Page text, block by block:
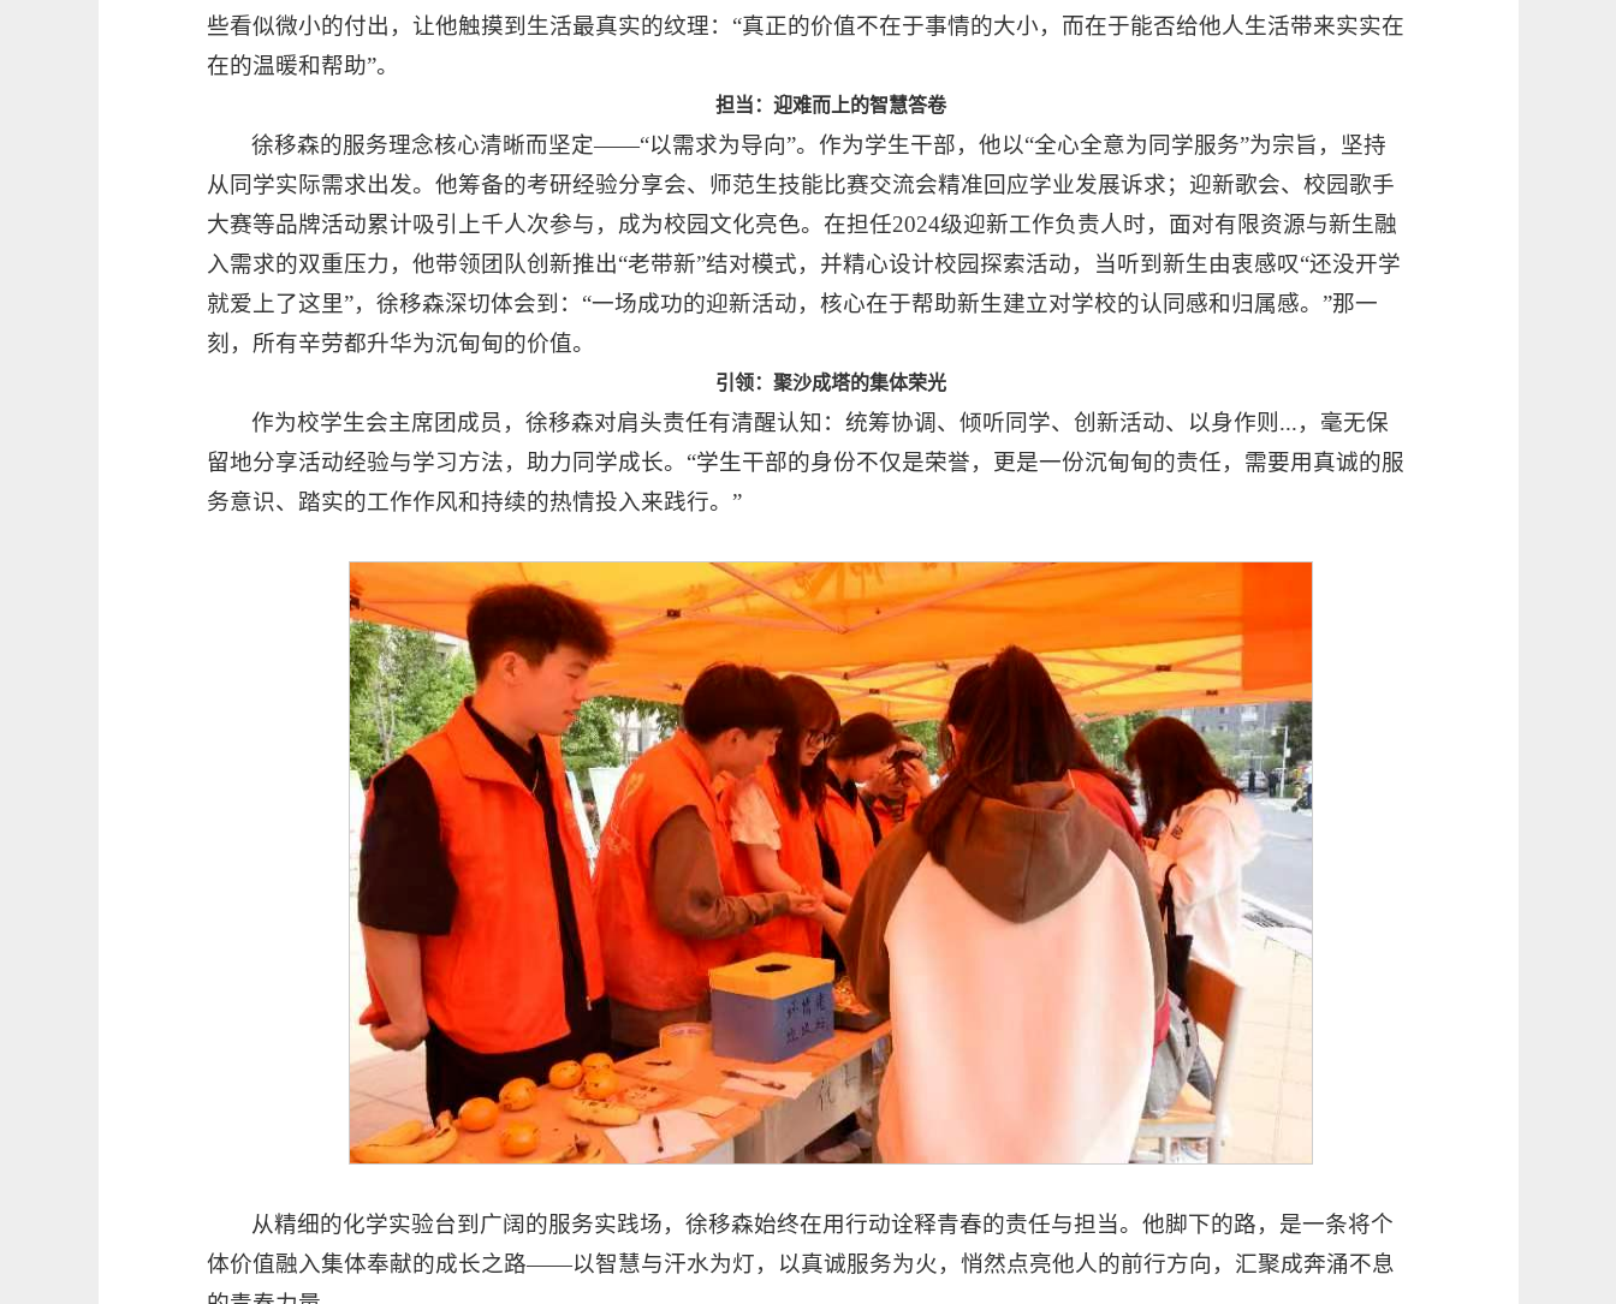
些看似微小的付出，让他触摸到生活最真实的纹理：“真正的价值不在于事情的大小，而在于能否给他人生活带来实实在
在的温暖和帮助”。
担当：迎难而上的智慧答卷
徐移森的服务理念核心清晰而坚定——“以需求为导向”。作为学生干部，他以“全心全意为同学服务”为宗旨，坚持
从同学实际需求出发。他筹备的考研经验分享会、师范生技能比赛交流会精准回应学业发展诉求；迎新歌会、校园歌手
大赛等品牌活动累计吸引上千人次参与，成为校园文化亮色。在担任2024级迎新工作负责人时，面对有限资源与新生融
入需求的双重压力，他带领团队创新推出“老带新”结对模式，并精心设计校园探索活动，当听到新生由衷感叹“还没开学
就爱上了这里”，徐移森深切体会到：“一场成功的迎新活动，核心在于帮助新生建立对学校的认同感和归属感。”那一
刻，所有辛劳都升华为沉甸甸的价值。
引领：聚沙成塔的集体荣光
作为校学生会主席团成员，徐移森对肩头责任有清醒认知：统筹协调、倾听同学、创新活动、以身作则...，毫无保
留地分享活动经验与学习方法，助力同学成长。“学生干部的身份不仅是荣誉，更是一份沉甸甸的责任，需要用真诚的服
务意识、踏实的工作作风和持续的热情投入来践行。”
从精细的化学实验台到广阔的服务实践场，徐移森始终在用行动诠释青春的责任与担当。他脚下的路，是一条将个
体价值融入集体奉献的成长之路——以智慧与汗水为灯，以真诚服务为火，悄然点亮他人的前行方向，汇聚成奔涌不息